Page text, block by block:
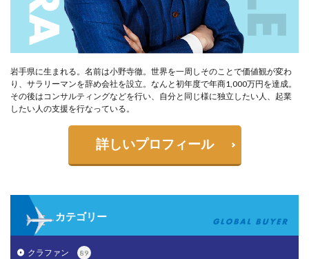
岩手県に生まれる。名前は小野寺徹。世界を一周しそのことで価値観が変わ
り、サラリーマンを辞め会社を設立。なんと初年度で年商1,000万円を達成。
その後はコンサルティングなどを行い、自分と同じ様に独立したい人、起業
したい人の支援を行なっている。
詳しいプロフィール
カテゴリー
クラファン 89